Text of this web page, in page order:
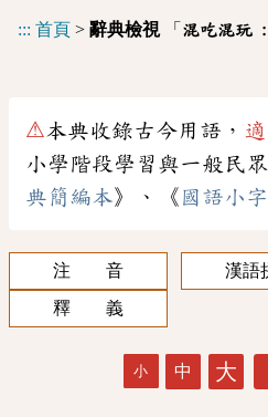
::: 首頁 > 辭典檢視「 混吃混玩 :
⚠本典收錄古今用語，
小學階段學習與一般民
典簡編本》、《 國語小
注 音
漢語
釋 義
小 中 大